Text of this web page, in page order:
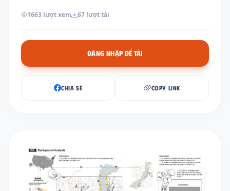
Đăng nhập
1663 lượt xem 67 lượt tải
ĐĂNG NHẬP ĐỂ TẢI
CHIA SẺ COPY LINK